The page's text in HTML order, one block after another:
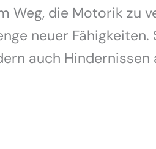
Weg, die Motorik zu
neuer Fähigkeiten.
auch Hindernissen